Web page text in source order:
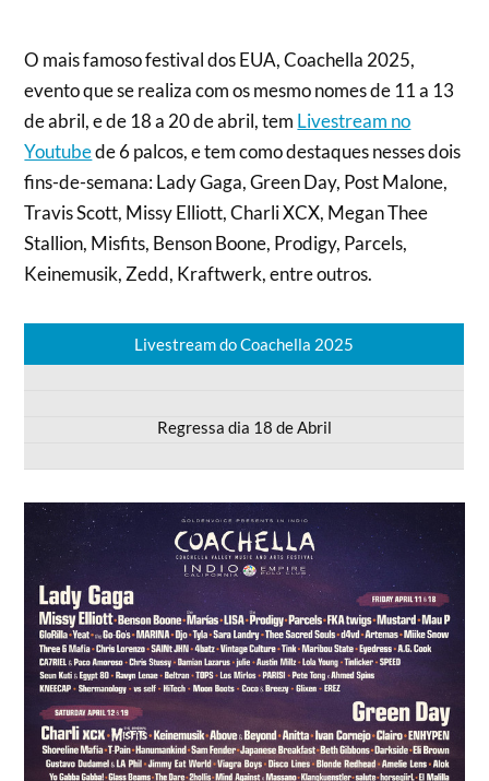
O mais famoso festival dos EUA, Coachella 2025,
evento que se realiza com os mesmo nomes de 11 a 13
de abril, e de 18 a 20 de abril, tem Livestream no
Youtubede 6 palcos, e tem como destaques nesses dois
fins-de-semana: Lady Gaga, Green Day, Post Malone,
Travis Scott, Missy Elliott, Charli XCX, Megan Thee
Stallion, Misfits, Benson Boone, Prodigy, Parcels,
Keinemusik, Zedd, Kraftwerk, entre outros.
Livestream do Coachella 2025
Regressa dia 18 de Abril